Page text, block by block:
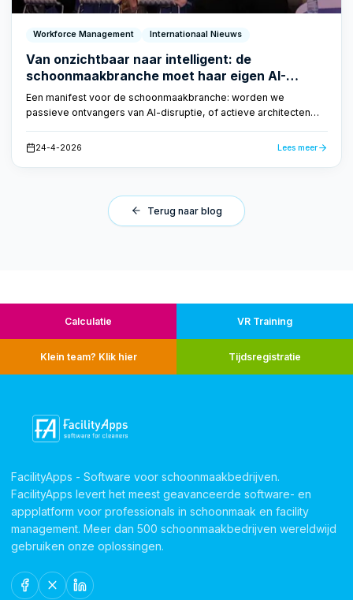
Workforce Management Internationaal Nieuws
Van onzichtbaar naar intelligent: de
schoonmaakbranche moet haar eigen AI-
toekomst vormgeven
Een manifest voor de schoonmaakbranche: worden we
passieve ontvangers van AI-disruptie, of actieve architecten
manifest voor het volgende decennium.
24-4-2026 Lees meer
Terug naar blog
Calculatie VR Training
Klein team? Klik hier Tijdsregistratie
FacilityApps - Software voor schoonmaakbedrijven.
FacilityApps levert het meest geavanceerde software- en
appplatform voor professionals in schoonmaak en facility
management. Meer dan 500 schoonmaakbedrijven wereldwijd
gebruiken onze oplossingen.